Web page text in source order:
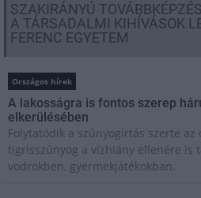
SZAKIRÁNYÚ
A TÁRSADALMI KIHÍVÁSOK
FERENC EGYETEM
Országos hírek
A lakosságra is fontos szerep
elkerülésében
Folytatódik a szúnyogírtás szerte az
tigrisszúnyog a vízhiány ellenére is
vödrökben, gyermekjátékokban.